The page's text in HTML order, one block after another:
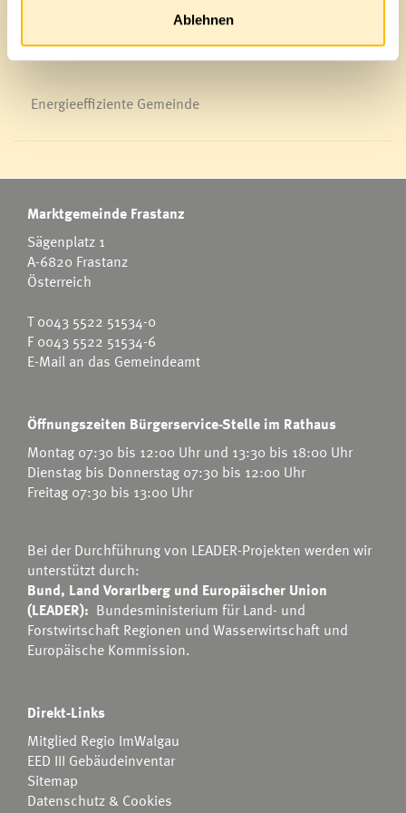
Ablehnen
Energieeffiziente Gemeinde
Marktgemeinde Frastanz
Sägenplatz 1
A-6820 Frastanz
Österreich
T0043 5522 51534-0
F 0043 5522 51534-6
E-Mail an das Gemeindeamt
Öffnungszeiten Bürgerservice-Stelle im Rathaus
Montag 07:30 bis 12:00 Uhr und 13:30 bis 18:00 Uhr
Dienstag bis Donnerstag 07:30 bis 12:00 Uhr
Freitag 07:30 bis 13:00 Uhr
Bei der Durchführung von LEADER-Projekten werden wir
unterstützt durch:
Bund, Land Vorarlberg und Europäischer Union
(LEADER): Bundesministerium für Land- und
Forstwirtschaft Regionen und Wasserwirtschaft und
Europäische Kommission.
Direkt-Links
Mitglied Regio ImWalgau
EED III Gebäudeinventar
Sitemap
Datenschutz & Cookies